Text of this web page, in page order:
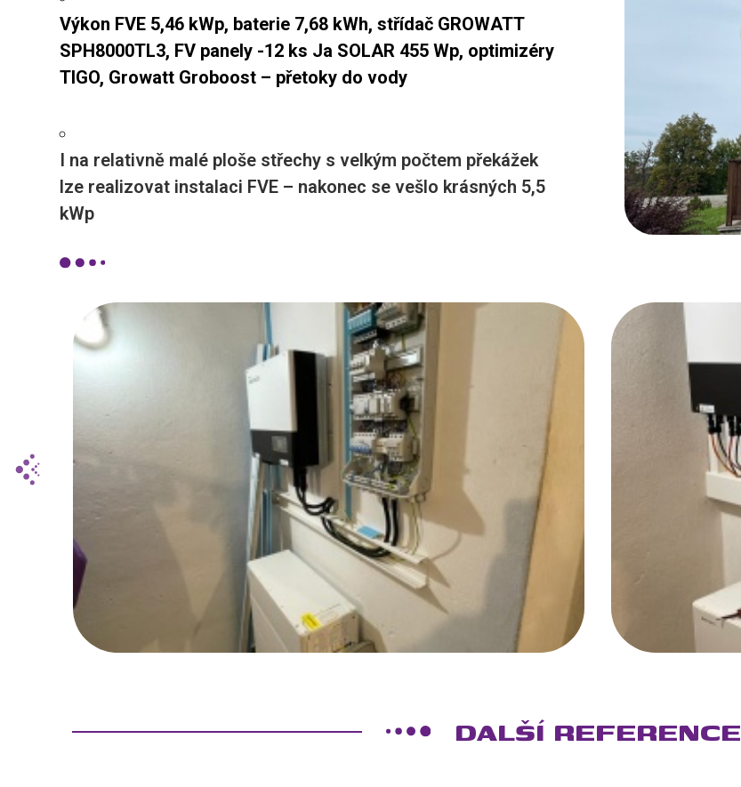
Výkon FVE 5,46 kWp, baterie 7,68 kWh, střídač GROWATT
SPH8000TL3, FV panely -12 ks Ja SOLAR 455 Wp, optimizéry
TIGO, Growatt Groboost – přetoky do vody
I na relativně malé ploše střechy s velkým počtem překážek
lze realizovat instalaci FVE – nakonec se vešlo krásných 5,5
kWp
DALŠÍ REFERENCE